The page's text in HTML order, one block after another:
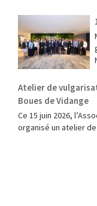
Atelier de
Boues de Vidange
Ce 15 juin 2026,
organisé un atelier